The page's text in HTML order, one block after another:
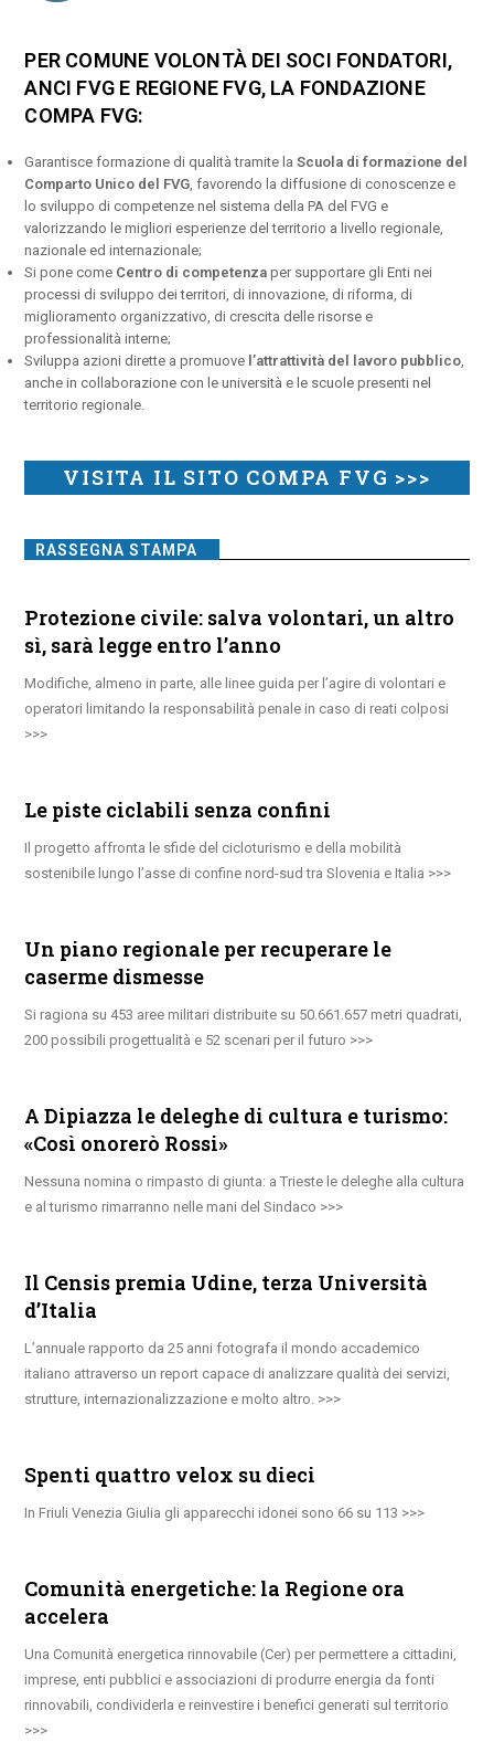
PER COMUNE VOLONTÀ DEI SOCI FONDATORI,
ANCI FVG E REGIONE FVG, LA FONDAZIONE
COMPA FVG:
Garantisce formazione di qualità tramite laScuola di formazione del
Comparto Unico del FVG , favorendo la diffusione di conoscenze e
lo sviluppo di competenze nel sistema della PA del FVG e
valorizzando le migliori esperienze del territorio a livello regionale,
nazionale ed internazionale;
Si pone come Centro di competenza per supportare gli Enti nei
processi di sviluppo dei territori, di innovazione, di riforma, di
miglioramento organizzativo, di crescita delle risorse e
professionalità interne;
Sviluppa azioni dirette a promuove l’attrattività del lavoro pubblico
anche in collaborazione con le università e le scuole presenti nel
territorio regionale.
VISITA IL SITO COMPA FVG >>>
RASSEGNA STAMPA
Protezione civile: salva volontari, un altro
sì, sarà legge entro l’anno
Modifiche, almeno in parte, alle linee guida per l’agire di volontari e
operatori limitando la responsabilità penale in caso di reati colposi
Le piste ciclabili senza confini
Il progetto affronta le sfide del cicloturismo e della mobilità
sostenibile lungo l’asse di confine nord-sud tra Slovenia e Italia
Un piano regionale per recuperare le
caserme dismesse
Si ragiona su 453 aree militari distribuite su 50.661.657 metri quadrati,
200 possibili progettualità e 52 scenari per il futuro
A Dipiazza le deleghe di cultura e turismo:
«Così onorerò Rossi»
Nessuna nomina o rimpasto di giunta: a Trieste le deleghe alla cultura
e al turismo rimarranno nelle mani del Sindaco
Il Censis premia Udine, terza Università
d’Italia
L’annuale rapporto da 25 anni fotografa il mondo accademico
italiano attraverso un report capace di analizzare qualità dei servizi,
strutture, internazionalizzazione e molto altro.
Spenti quattro velox su dieci
In Friuli Venezia Giulia gli apparecchi idonei sono 66 su 113
Comunità energetiche: la Regione ora
accelera
Una Comunità energetica rinnovabile (Cer) per permettere a cittadini,
imprese, enti pubblici e associazioni di produrre energia da fonti
rinnovabili, condividerla e reinvestire i benefici generati sul territorio